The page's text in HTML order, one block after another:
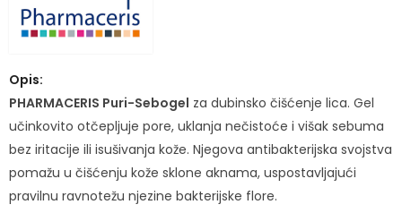
Opis:
PHARMACERIS Puri-Sebogel za dubinsko čišćenje lica. Gel
učinkovito otčepljuje pore, uklanja nečistoće i višak sebuma
bez iritacije ili isušivanja kože. Njegova antibakterijska svojstva
pomažu u čišćenju kože sklone aknama, uspostavljajući
pravilnu ravnotežu njezine bakterijske flore.